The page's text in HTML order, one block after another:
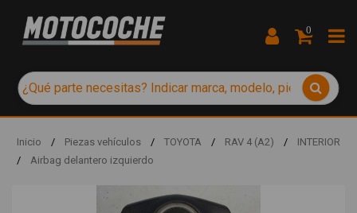
0
Inicio / Piezas vehículos / TOYOTA / RAV 4 (A2) /
INTERIOR
/
Airbag delantero izquierdo